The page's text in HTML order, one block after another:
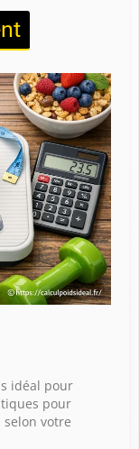
idéal pour
pour
votre